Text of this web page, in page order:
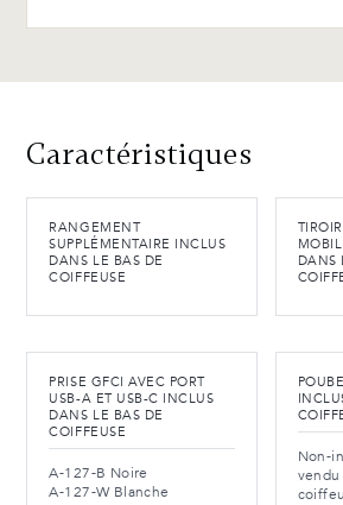
Caractéristiques
RANGEMENT
SUPPLÉMENTAIRE INCLUS
DANS LE BAS DE
COIFFEUSE
DANS
PRISE GFCI AVEC PORT
USB-A ET USB-C INCLUS
DANS LE BAS DE
COIFFEUSE
A-127-B Noire
A-127-W Blanche
Non-
vendu